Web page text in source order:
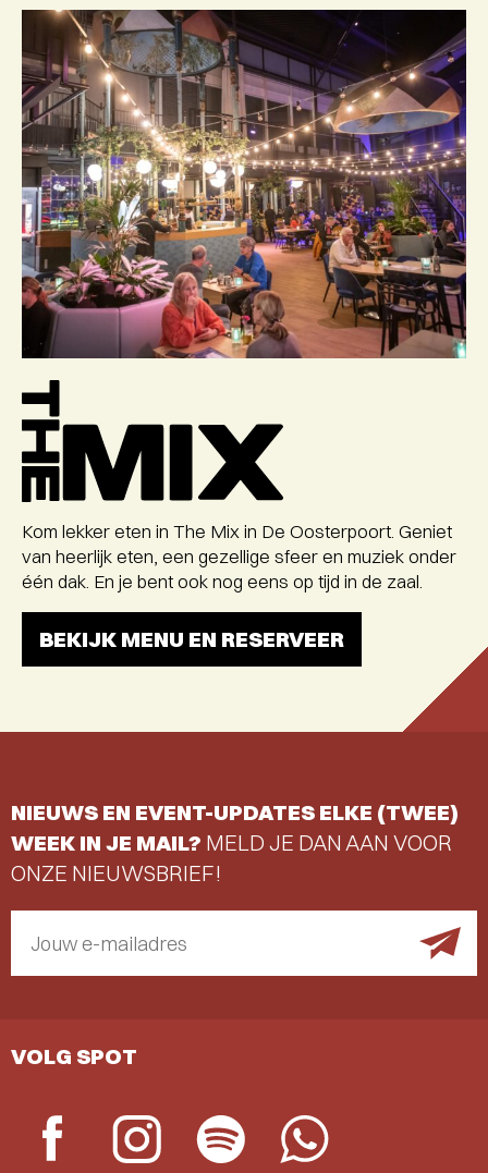
The
Mix
la
carte
Kom lekker eten in The Mix in De Oosterpoort. Geniet
van heerlijk eten, een gezellige sfeer en muziek onder
één dak. En je bent ook nog eens op tijd in de zaal.
BEKIJK MENU EN RESERVEER
NIEUWS EN EVENT-UPDATES ELKE (TWEE)
WEEK IN JE MAIL? MELD JE DAN AAN VOOR
ONZE NIEUWSBRIEF!
Jouw e-mailadres
VOLG SPOT